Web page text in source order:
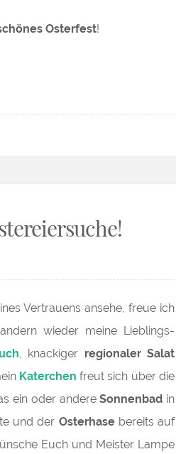
Osterfest!
Vertrauens ansehe, freue ich
wieder meine Lieblings-
, knackiger regionaler Salat
Katerchen freut sich über die
ein oder andereSonnenbad in
und der Osterhasebereits auf
Euch und Meister Lampe